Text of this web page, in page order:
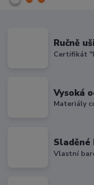
Ručně
Certifikát
Vysoká
Materiály
Sladěné
Vlastní